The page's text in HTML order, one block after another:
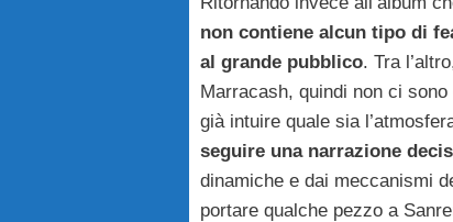
non contiene alcun tipo di
al grande pubblico. Tra
Marracash, quindi non ci
già intuire quale sia
seguire una narrazione
dinamiche e dai meccanismi
portare qualche pezzo a